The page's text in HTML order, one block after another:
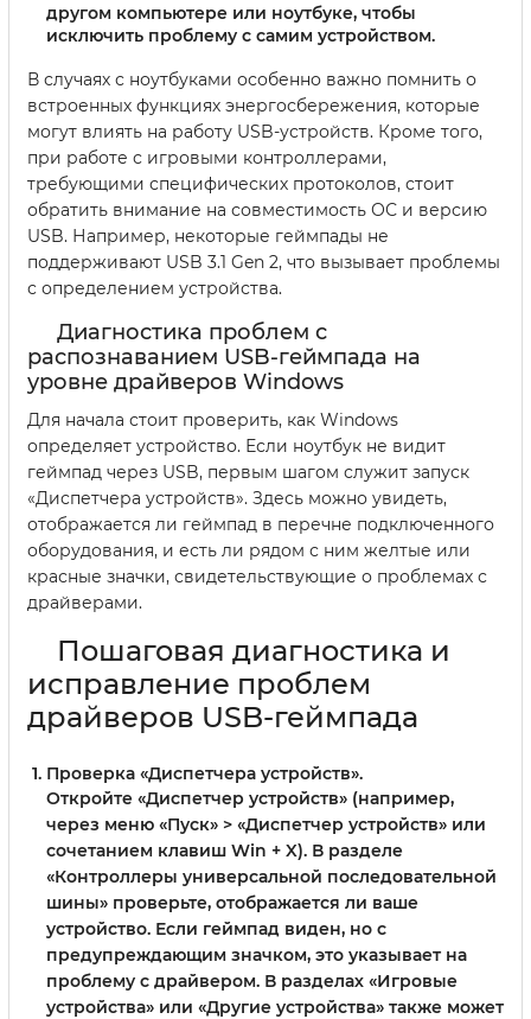
другом компьютере или ноутбуке, чтобы
исключить проблему с самим устройством.
В случаях с ноутбуками особенно важно помнить о
встроенных функциях энергосбережения, которые
могут влиять на работу USB-устройств. Кроме того,
при работе с игровыми контроллерами,
требующими специфических протоколов, стоит
обратить внимание на совместимость ОС и версию
USB. Например, некоторые геймпады не
поддерживают USB 3.1 Gen 2, что вызывает проблемы
с определением устройства.
Диагностика проблем с
распознаванием USB-геймпада на
уровне драйверов Windows
Для начала стоит проверить, как Windows
определяет устройство. Если ноутбук не видит
геймпад через USB, первым шагом служит запуск
«Диспетчера устройств». Здесь можно увидеть,
отображается ли геймпад в перечне подключенного
оборудования, и есть ли рядом с ним желтые или
красные значки, свидетельствующие о проблемах с
драйверами.
Пошаговая диагностика и
исправление проблем
драйверов USB-геймпада
Проверка «Диспетчера устройств».
Откройте «Диспетчер устройств» (например,
через меню «Пуск» > «Диспетчер устройств» или
сочетанием клавиш Win + X). В разделе
«Контроллеры универсальной последовательной
шины» проверьте, отображается ли ваше
устройство. Если геймпад виден, но с
предупреждающим значком, это указывает на
проблему с драйвером. В разделах «Игровые
устройства» или «Другие устройства» также может